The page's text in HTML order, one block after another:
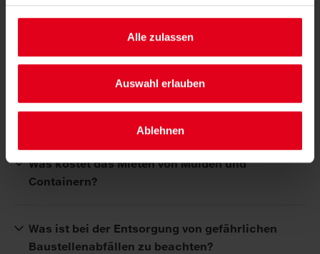
Alle zulassen
Auswahl erlauben
Ablehnen
Häufige Fragen
Welche Abfälle zählen zu Baustellenabfällen?
Was kostet das Mieten von Mulden und
Containern?
Was ist bei der Entsorgung von gefährlichen
Baustellenabfällen zu beachten?